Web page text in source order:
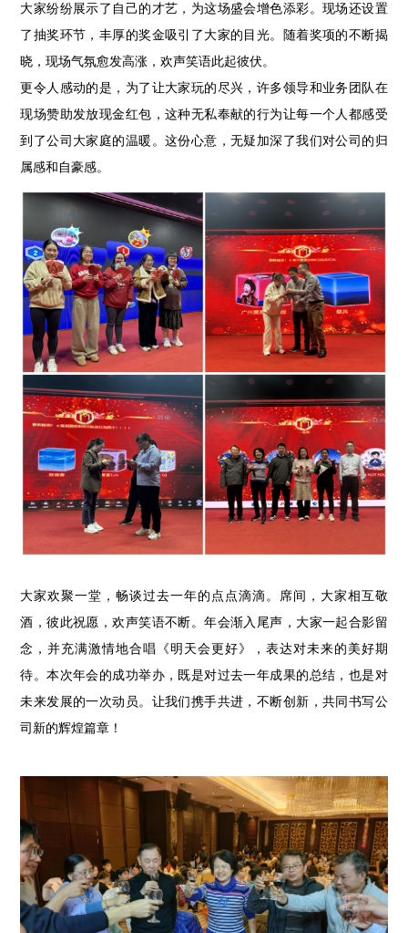
大家纷纷展示了自己的才艺，为这场盛会增色添彩。现场还设置
了抽奖环节，丰厚的奖金吸引了大家的目光。随着奖项的不断揭
晓，现场气氛愈发高涨，欢声笑语此起彼伏。
更令人感动的是，为了让大家玩的尽兴，许多领导和业务团队在
现场赞助发放现金红包，这种无私奉献的行为让每一个人都感受
到了公司大家庭的温暖。这份心意，无疑加深了我们对公司的归
属感和自豪感。
大家欢聚一堂，畅谈过去一年的点点滴滴。席间，大家相互敬
酒，彼此祝愿，欢声笑语不断。年会渐入尾声，大家一起合影留
念，并充满激情地合唱《明天会更好》，表达对未来的美好期
待。本次年会的成功举办，既是对过去一年成果的总结，也是对
未来发展的一次动员。让我们携手共进，不断创新，共同书写公
司新的辉煌篇章！